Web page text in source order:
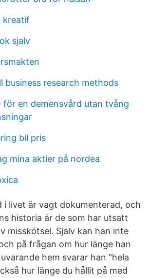
kreatif
sjalv
business research methods
för en demensvård utan tvång
bil pris
mina aktier på nordea
i livet är vagt dokumenterad, och
historia är de som har utsatt
misskötsel. Själv kan han inte
på frågan om hur länge han
hem svarar han "hela
hur länge du hållit på med